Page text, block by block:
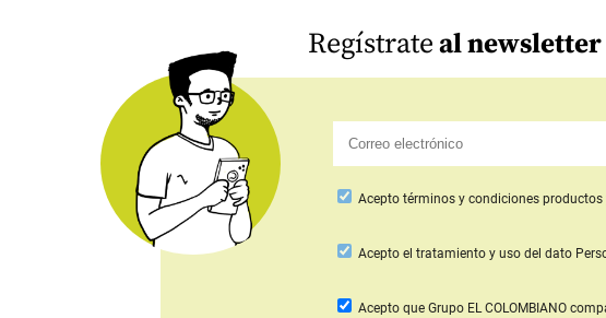
Regístrateal newsletter
Acepto términos y condiciones productos
Aceptoel tratamiento y uso del dato
Acepto que Grupo EL COLOMBIANO